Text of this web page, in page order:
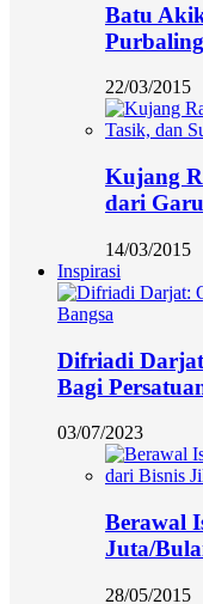
Batu
22/03/2015
Kujang
dari
14/03/2015
Inspirasi
Difriadi
Bagi
03/07/2023
Berawal
Juta/
28/05/2015